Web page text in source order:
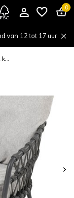
0
van 12 tot 17 uur